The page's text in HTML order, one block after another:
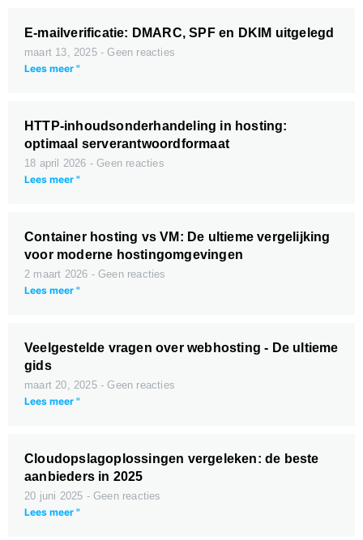
E-mailverificatie: DMARC, SPF en DKIM uitgelegd
maart 13, 2025
Geen reacties
Lees meer "
HTTP-inhoudsonderhandeling in hosting:
optimaal serverantwoordformaat
18 april 2026
Geen reacties
Lees meer "
Container hosting vs VM: De ultieme vergelijking
voor moderne hostingomgevingen
2 maart 2026 Geen reacties
Lees meer "
Veelgestelde vragen over webhosting - De ultieme
gids
maart 20, 2025
Geen reacties
Lees meer "
Cloudopslagoplossingen vergeleken: de beste
aanbieders in 2025
20 juni 2025 Geen reacties
Lees meer "